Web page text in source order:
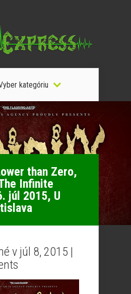
kategóriu
than Zero,
Infinite
júl 2015, U
v júl 8, 2015 |